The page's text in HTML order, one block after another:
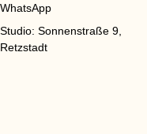
WhatsApp
Studio: Sonnenstraße 9,
Retzstadt